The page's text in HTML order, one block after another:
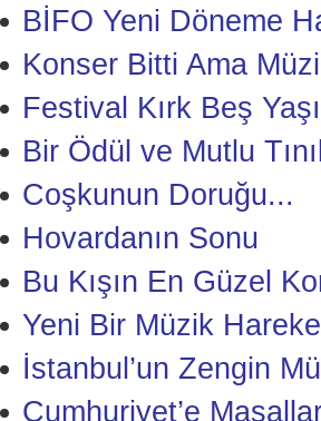
BİFO Yeni Döneme
Konser Bitti Ama
Festival Kırk Beş
Bir Ödül ve Mutlu
Coşkunun Doruğu...
Hovardanın Sonu
Bu Kışın En Güzel
Yeni Bir Müzik
İstanbul’un Zengin
Cumhuriyet’e